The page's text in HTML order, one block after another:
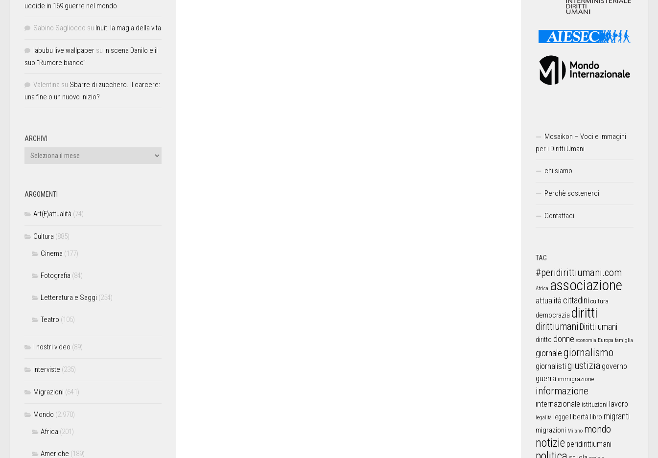
uccide in 169 guerre nel mondo
Sabino Sagliocco su Inuit: la magia della vita
labubu live wallpaper su In scena Danilo e il
suo “Rumore bianco”
Valentina su Sbarre di zucchero. Il carcere:
una fine o un nuovo inizio?
ARCHIVI
ARGOMENTI
Art(E)attualità (74)
Cultura (885)
Cinema (177)
Fotografia (84)
Letteratura e Saggi (254)
Teatro (105)
I nostri video (89)
Interviste (235)
Migrazioni (641)
Mondo (2.970)
Africa (201)
Americhe (189)
Mosaikon – Voci e immagini
per i Diritti Umani
chi siamo
Perchè sostenerci
Contattaci
TAG
#peridirittiumani.com
Africa associazione
attualità cittadini cultura
democrazia diritti
dirittiumani Diritti umani
diritto donne economia Europa famiglia
giornalegiornalismo
giornalistigiustizia governo
guerra immigrazione
informazione
internazionale istituzioni lavoro
legalità legge libertà libro migranti
migrazioni Milano mondo
notizie peridirittiumani